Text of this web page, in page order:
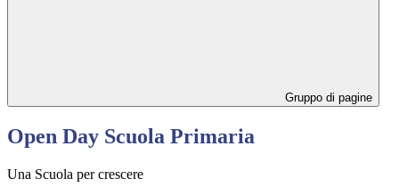
Gruppo di pagine
Open Day Scuola Primaria
Una Scuola per crescere